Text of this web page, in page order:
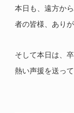
本日も、遠方か
者の皆様、あり
そして本日は、
熱い声援を送って